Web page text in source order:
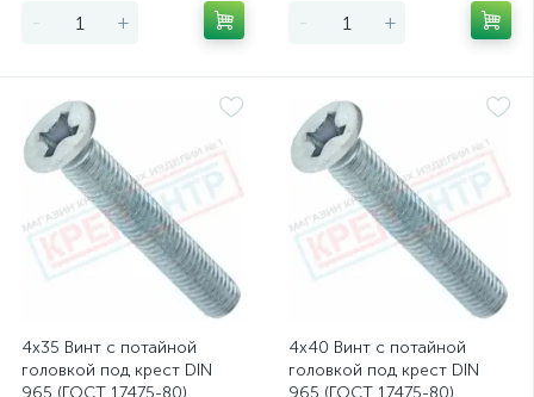
- + - +
4х35 Винт с потайной
головкой под крест DIN
965 (ГОСТ 17475-80)
4х40 Винт с потайной
головкой под крест DIN
965 (ГОСТ 17475-80)